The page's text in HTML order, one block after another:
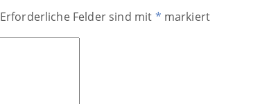
Erforderliche Felder sind mit * markiert